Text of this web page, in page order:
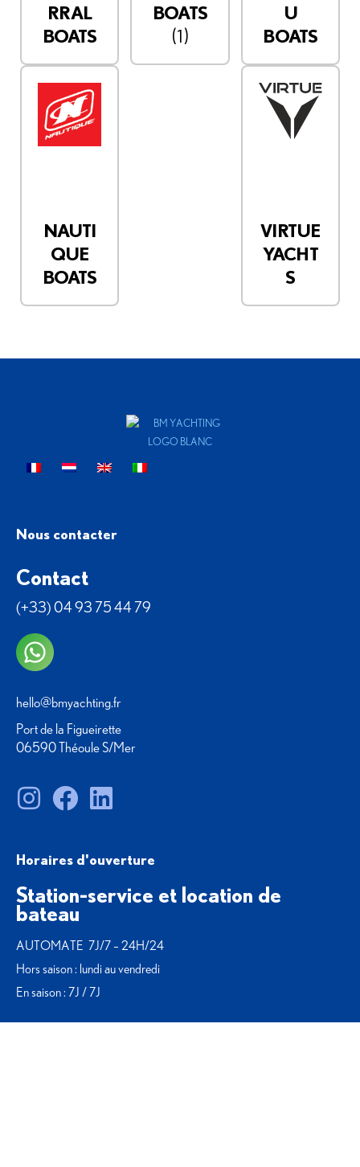
RRAL
BOATS
BOATS
(1)
U
BOATS
NAUTI
QUE
BOATS
VIRTUE
YACHT
S
Nous contacter
Contact
(+33) 04 93 75 44 79
hello@bmyachting.fr
Port de la Figueirette
06590 Théoule S/Mer
Horaires d'ouverture
Station-service et location de
bateau
AUTOMATE 7J/7 – 24H/24
Hors saison : lundi au vendredi
En saison : 7J / 7J